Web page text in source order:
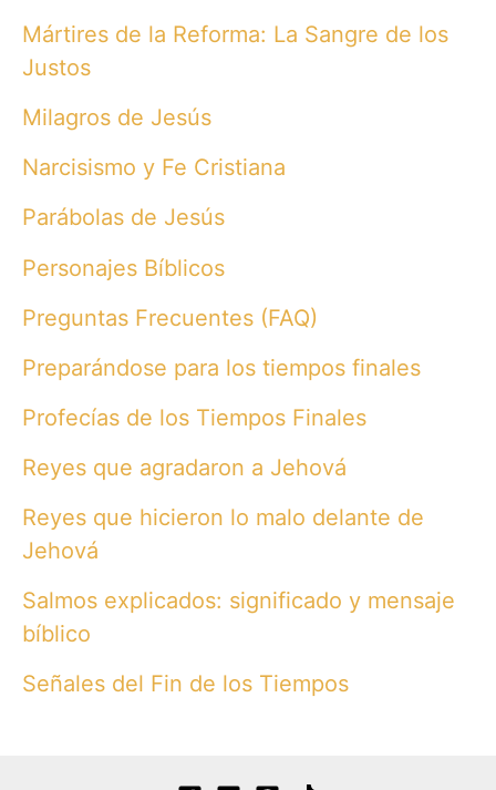
Mártires de la Reforma: La Sangre de los
Justos
Milagros de Jesús
Narcisismo y Fe Cristiana
Parábolas de Jesús
Personajes Bíblicos
Preguntas Frecuentes (FAQ)
Preparándose para los tiempos finales
Profecías de los Tiempos Finales
Reyes que agradaron a Jehová
Reyes que hicieron lo malo delante de
Jehová
Salmos explicados: significado y mensaje
bíblico
Señales del Fin de los Tiempos